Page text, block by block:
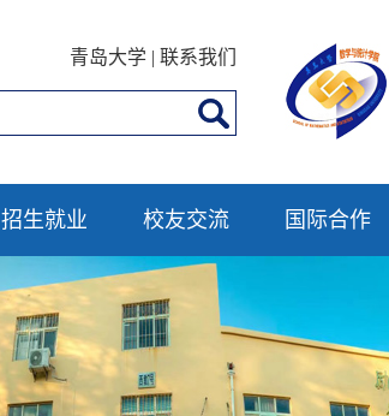
青岛大学 | 联系我们
招生就业 校友交流 国际合作